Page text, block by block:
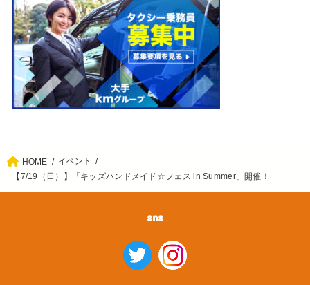
HOME
イベント
【7/19（日）】「キッズハンドメイド☆フェス in Summer」開催！
sns